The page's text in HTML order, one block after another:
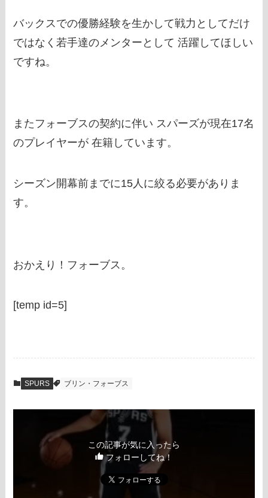
バックスでの優勝経験を生かして戦力としてだけ
ではなく若手達のメンターとして 活躍してほしい
ですね。
またフォーブスの契約に伴い スパーズが現在17名
のプレイヤーが 在籍しています。
シーズン開幕前までに15人に絞る必要がありま
す。
おかえり！フォーブス。
[temp id=5]
SPURS ブリン・フォーブス
この記事が気に入ったら
フォローしてね！